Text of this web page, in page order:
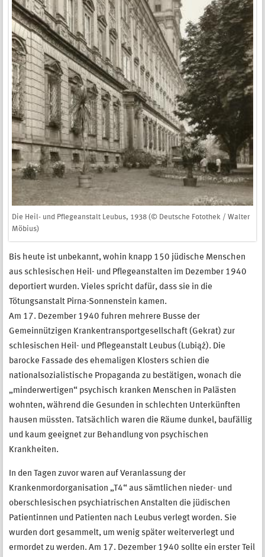
Die Heil- und Pflegeanstalt Leubus, 1938 (© Deutsche Fotothek / Walter
Möbius)
Bis heute ist unbekannt, wohin knapp 150 jüdische Menschen
aus schlesischen Heil- und Pflegeanstalten im Dezember 1940
deportiert wurden. Vieles spricht dafür, dass sie in die
Tötungsanstalt Pirna-Sonnenstein kamen.
Am 17. Dezember 1940 fuhren mehrere Busse der
Gemeinnützigen Krankentransportgesellschaft (Gekrat) zur
schlesischen Heil- und Pflegeanstalt Leubus (Lubiąż). Die
barocke Fassade des ehemaligen Klosters schien die
nationalsozialistische Propaganda zu bestätigen, wonach die
„minderwertigen“ psychisch kranken Menschen in Palästen
wohnten, während die Gesunden in schlechten Unterkünften
hausen müssten. Tatsächlich waren die Räume dunkel, baufällig
und kaum geeignet zur Behandlung von psychischen
Krankheiten.
In den Tagen zuvor waren auf Veranlassung der
Krankenmordorganisation „T4“ aus sämtlichen nieder- und
oberschlesischen psychiatrischen Anstalten die jüdischen
Patientinnen und Patienten nach Leubus verlegt worden. Sie
wurden dort gesammelt, um wenig später weiterverlegt und
ermordet zu werden. Am 17. Dezember 1940 sollte ein erster Teil